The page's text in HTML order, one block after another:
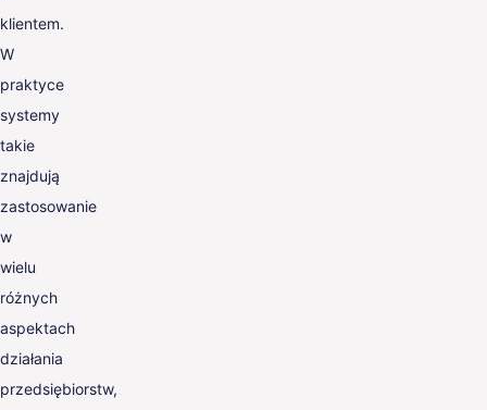
klientem.
W
praktyce
systemy
takie
znajdują
zastosowanie
w
wielu
różnych
aspektach
działania
przedsiębiorstw,